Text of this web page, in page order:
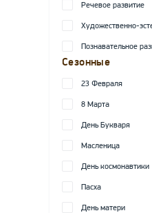
Речевое развитие
Художественно-
Познавательное
Сезонные
23 Февраля
8 Марта
День Букваря
Масленица
День космонавтики
Пасха
День матери